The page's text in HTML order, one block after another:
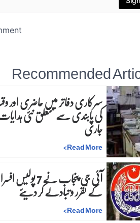
Recommended
سرکاری دفاتر میں حاضری
کی پابندی سے متعلق نئی
جاری
Read More
>
آئی جی پنجاب نے 7
کے تقرر و تبادلے کر دیئے
Read More
>